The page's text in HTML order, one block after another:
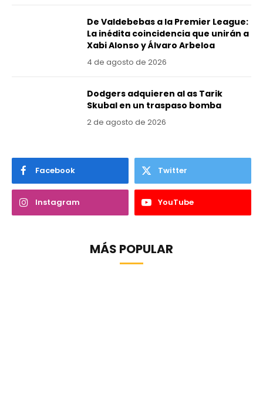
De Valdebebas a la Premier League:
La inédita coincidencia que unirán a
Xabi Alonso y Álvaro Arbeloa
4 de agosto de 2026
Dodgers adquieren al as Tarik
Skubal en un traspaso bomba
2 de agosto de 2026
Facebook Twitter
Instagram YouTube
MÁS POPULAR